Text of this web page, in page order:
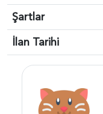
Şartlar
İlan Tarihi